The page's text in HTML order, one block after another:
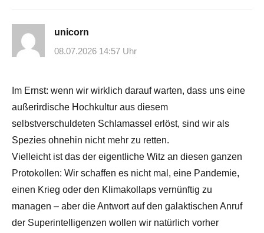
unicorn
08.07.2026 14:57 Uhr
Im Ernst: wenn wir wirklich darauf warten, dass uns eine
außerirdische Hochkultur aus diesem
selbstverschuldeten Schlamassel erlöst, sind wir als
Spezies ohnehin nicht mehr zu retten.
Vielleicht ist das der eigentliche Witz an diesen ganzen
Protokollen: Wir schaffen es nicht mal, eine Pandemie,
einen Krieg oder den Klimakollaps vernünftig zu
managen – aber die Antwort auf den galaktischen Anruf
der Superintelligenzen wollen wir natürlich vorher